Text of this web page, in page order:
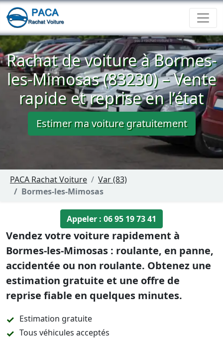
Rachat de voiture à Bormes-
les-Mimosas (83230) – Vente
rapide et reprise en l’état
Estimer ma voiture gratuitement
PACA Rachat Voiture
Var (83)
Bormes-les-Mimosas
Appeler : 06 95 19 73 41
Vendez votre voiture rapidement à
Bormes-les-Mimosas : roulante, en panne,
accidentée ou non roulante. Obtenez une
estimation gratuite et une offre de
reprise fiable en quelques minutes.
Estimation gratuite
Tous véhicules acceptés